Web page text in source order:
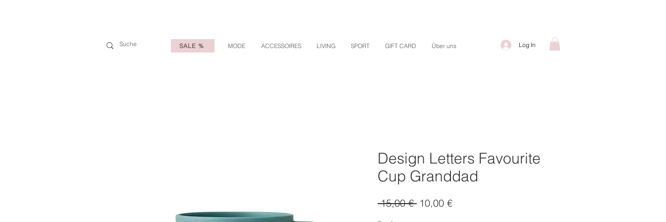
SALE % MODE ACCESSOIRES LIVING SPORT GIFT CARD Über uns Log In
Design Letters Favourite
Cup Granddad
15,00 € Standardpreis
10,00 €Sale-